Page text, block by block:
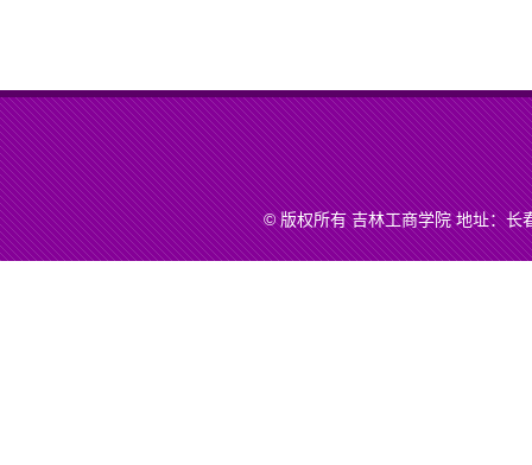
© 版权所有 吉林工商学院 地址：长